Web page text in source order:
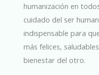
humanización en
cuidado del ser
indispensable para
más felices,
bienestar del otro.